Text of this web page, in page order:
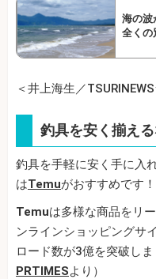
海の
全くの
＜井上海生／
釣具を安く揃える
釣具を手軽に安く手に入
はTemuがおすすめです！
Temuは多様な商品をリ
ンラインショッピングサ
ロード数が3億を突破し
PRTIMESより）